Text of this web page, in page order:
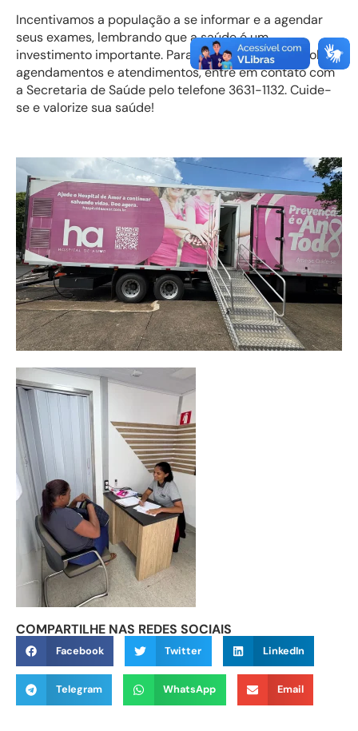
Incentivamos a população a se informar e a agendar
seus exames, lembrando que a saúde é um
investimento importante. Para mais informações sobre
agendamentos e atendimentos, entre em contato com
a Secretaria de Saúde pelo telefone 3631-1132. Cuide-
se e valorize sua saúde!
COMPARTILHE NAS REDES SOCIAIS
Facebook Twitter LinkedIn
Telegram WhatsApp Email